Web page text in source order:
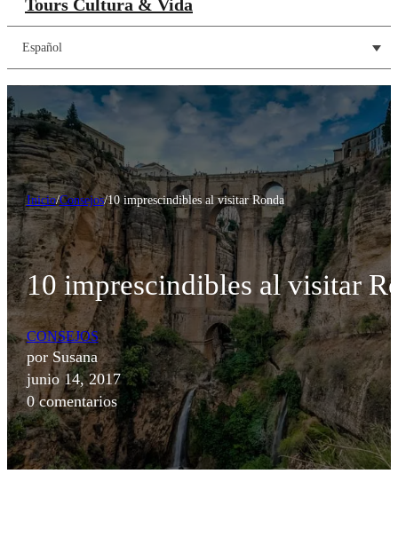
Tours Cultura & Vida
Español
Inicio/Consejos/10 imprescindibles al visitar Ronda
10 imprescindibles al visitar
CONSEJOS
por Susana
junio 14, 2017
0 comentarios